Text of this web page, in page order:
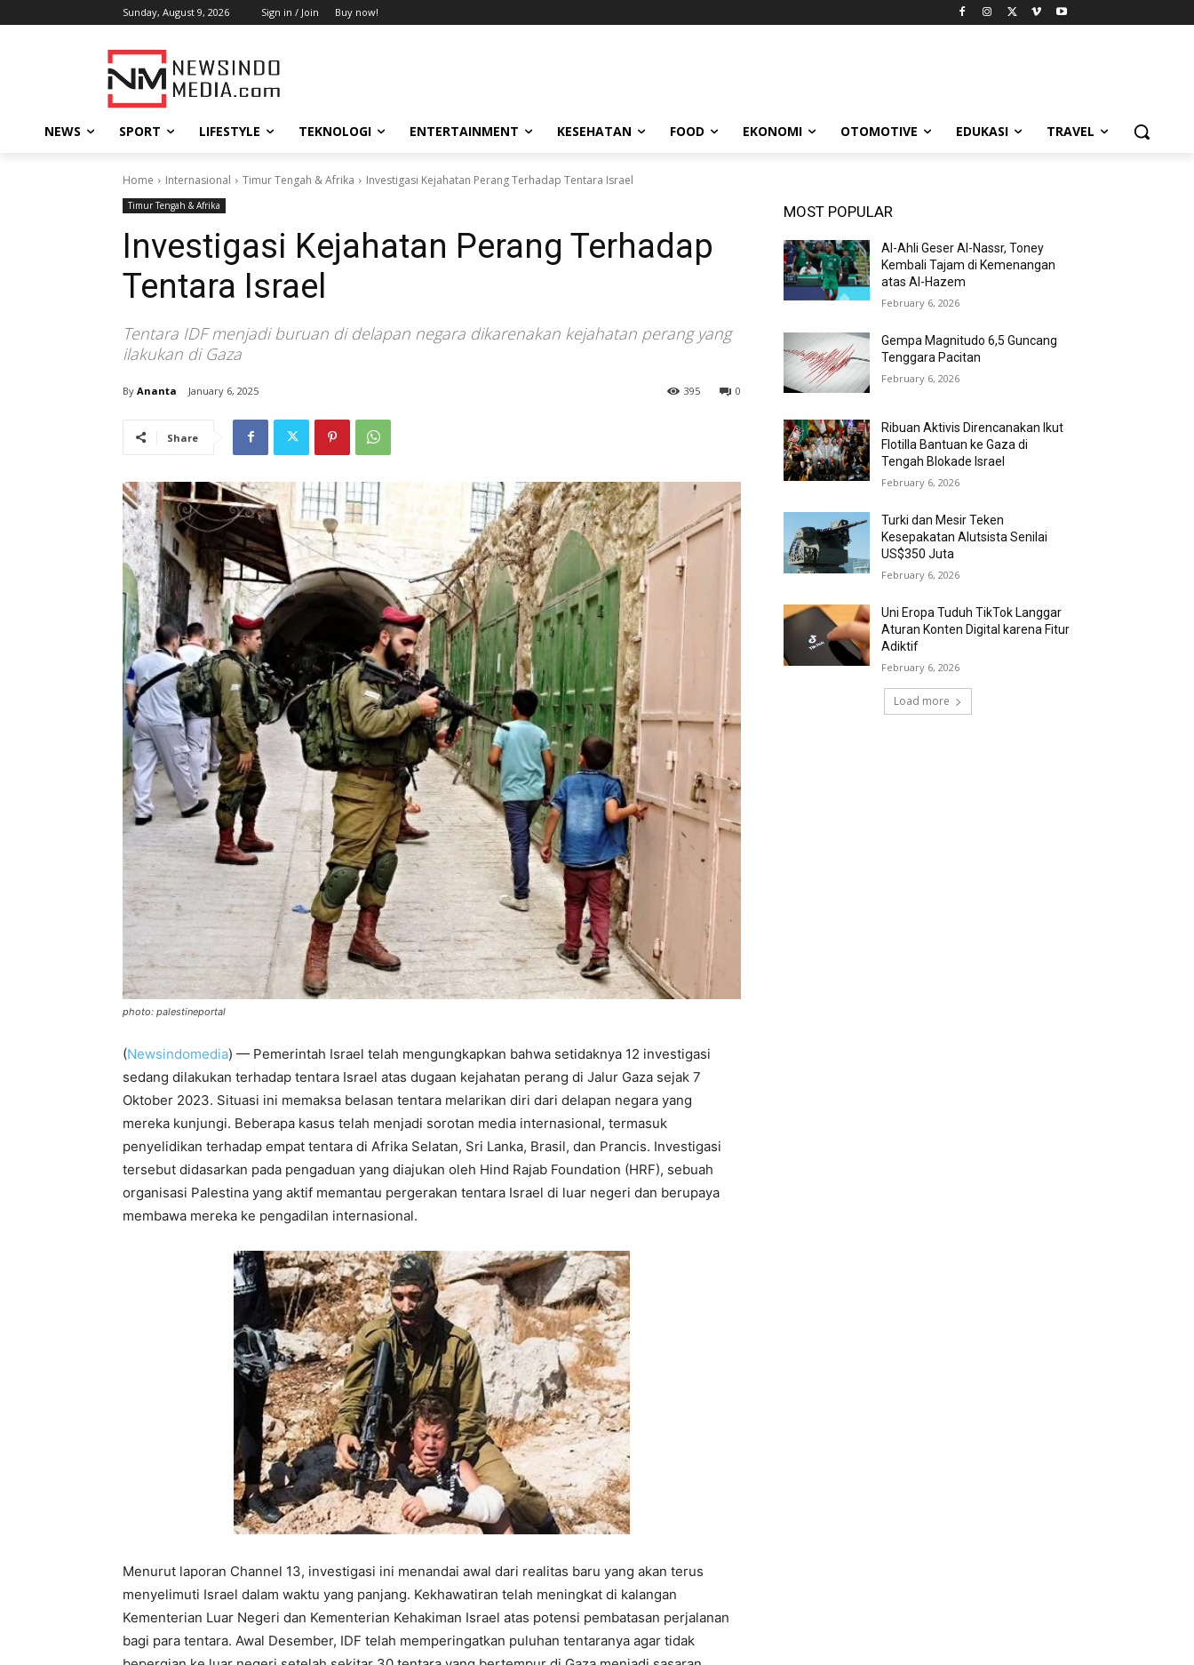
Sunday, August 9, 2026 Sign in / Join Buy now!
NEWS SPORT LIFESTYLE TEKNOLOGI ENTERTAINMENT KESEHATAN FOOD EKONOMI OTOMOTIVE EDUKASI TRAVEL
Home Internasional Timur Tengah & Afrika Investigasi Kejahatan Perang Terhadap Tentara Israel
Timur Tengah & Afrika
Investigasi Kejahatan Perang Terhadap
Tentara Israel
Tentara IDF menjadi buruan di delapan negara dikarenakan kejahatan perang yang
ilakukan di Gaza
By Ananta January 6, 2025 0
395
Share
photo: palestineportal
(Newsindomedia) — Pemerintah Israel telah mengungkapkan bahwa setidaknya 12 investigasi
sedang dilakukan terhadap tentara Israel atas dugaan kejahatan perang di Jalur Gaza sejak 7
Oktober 2023. Situasi ini memaksa belasan tentara melarikan diri dari delapan negara yang
mereka kunjungi. Beberapa kasus telah menjadi sorotan media internasional, termasuk
penyelidikan terhadap empat tentara di Afrika Selatan, Sri Lanka, Brasil, dan Prancis. Investigasi
tersebut didasarkan pada pengaduan yang diajukan oleh Hind Rajab Foundation (HRF), sebuah
organisasi Palestina yang aktif memantau pergerakan tentara Israel di luar negeri dan berupaya
membawa mereka ke pengadilan internasional.
Menurut laporan Channel 13, investigasi ini menandai awal dari realitas baru yang akan terus
menyelimuti Israel dalam waktu yang panjang. Kekhawatiran telah meningkat di kalangan
Kementerian Luar Negeri dan Kementerian Kehakiman Israel atas potensi pembatasan perjalanan
bagi para tentara. Awal Desember, IDF telah memperingatkan puluhan tentaranya agar tidak
MOST POPULAR
Al-Ahli Geser Al-Nassr, Toney
Kembali Tajam di Kemenangan
atas Al-Hazem
February 6, 2026
Gempa Magnitudo 6,5 Guncang
Tenggara Pacitan
February 6, 2026
Ribuan Aktivis Direncanakan Ikut
Flotilla Bantuan ke Gaza di
Tengah Blokade Israel
February 6, 2026
Turki dan Mesir Teken
Kesepakatan Alutsista Senilai
US$350 Juta
February 6, 2026
Uni Eropa Tuduh TikTok Langgar
Aturan Konten Digital karena Fitur
Adiktif
February 6, 2026
Load more